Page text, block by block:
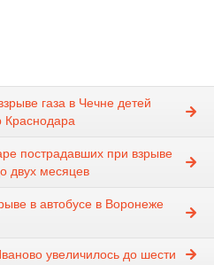
газа в Чечне детей
Краснодара
пострадавших при взрыве
двух месяцев
в автобусе в Воронеже
увеличилось до шести